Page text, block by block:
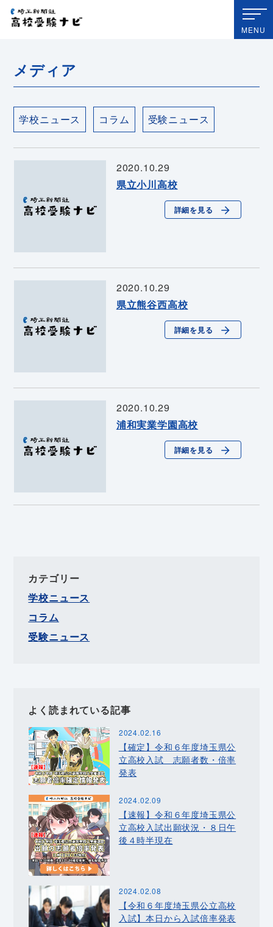
埼玉新聞社 高校受験ナビ
MENU
メディア
学校ニュース コラム 受験ニュース
2020.10.29
県立小川高校
詳細を見る
2020.10.29
県立熊谷西高校
詳細を見る
2020.10.29
浦和実業学園高校
詳細を見る
カテゴリー
学校ニュース
コラム
受験ニュース
よく読まれている記事
2024.02.16
【確定】令和６年度埼玉県公
立高校入試 志願者数・倍率
発表
2024.02.09
【速報】令和６年度埼玉県公
立高校入試出願状況・８日午
後４時半現在
2024.02.08
【令和６年度埼玉県公立高校
入試】本日から入試倍率発表